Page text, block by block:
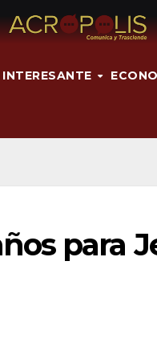
INTERESANTE
para